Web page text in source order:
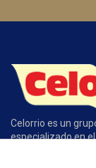
Celorrio es un
especializado en